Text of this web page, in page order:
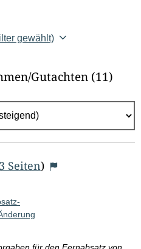
gewählt)
⁠Gutachten (11)
Seiten)
für den Fernabsatz von